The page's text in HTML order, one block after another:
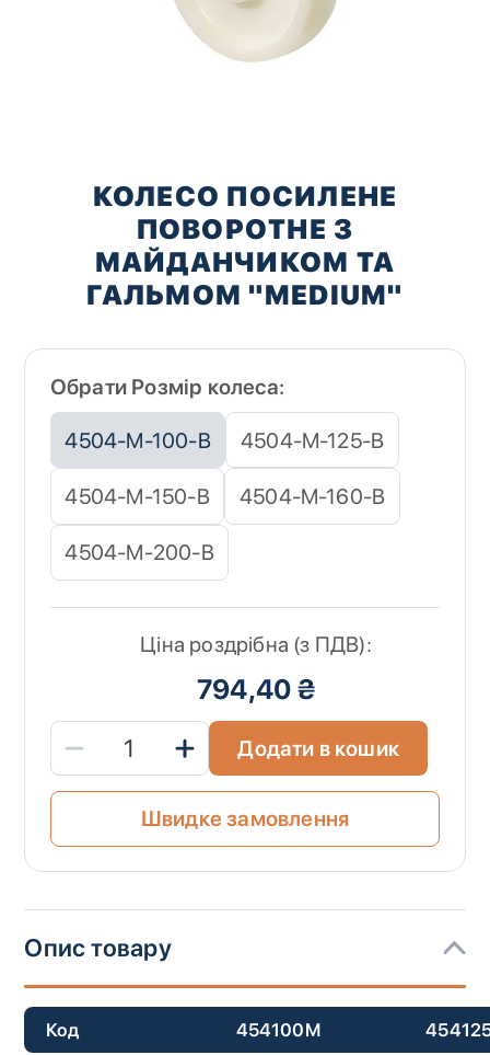
зображень
КОЛЕСО ПОСИЛЕНЕ
ПОВОРОТНЕ З
МАЙДАНЧИКОМ ТА
ГАЛЬМОМ "MEDIUM"
Обрати Розмір колеса:
4504-M-100-B 4504-M-125-B
4504-M-150-B 4504-M-160-B
4504-M-200-B
Ціна роздрібна (з ПДВ):
794,40 ₴
Додати в кошик
Швидке замовлення
Опис товару
Код 454100M